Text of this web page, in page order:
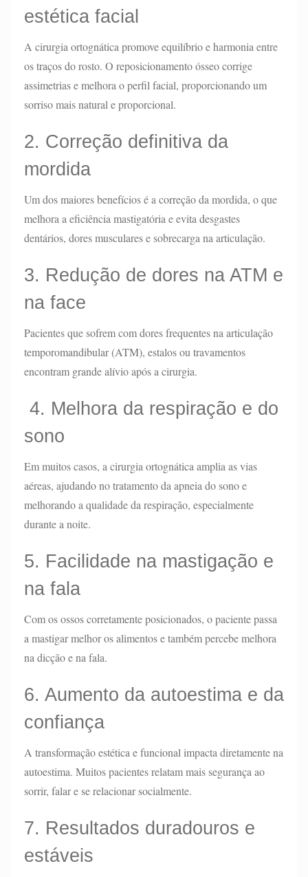
estética facial
A cirurgia ortognática promove equilíbrio e harmonia entre
os traços do rosto. O reposicionamento ósseo corrige
assimetrias e melhora o perfil facial, proporcionando um
sorriso mais natural e proporcional.
2. Correção definitiva da
mordida
Um dos maiores benefícios é a correção da mordida, o que
melhora a eficiência mastigatória e evita desgastes
dentários, dores musculares e sobrecarga na articulação.
3. Redução de dores na ATM e
na face
Pacientes que sofrem com dores frequentes na articulação
temporomandibular (ATM), estalos ou travamentos
encontram grande alívio após a cirurgia.
4. Melhora da respiração e do
sono
Em muitos casos, a cirurgia ortognática amplia as vias
aéreas, ajudando no tratamento da apneia do sono e
melhorando a qualidade da respiração, especialmente
durante a noite.
5. Facilidade na mastigação e
na fala
Com os ossos corretamente posicionados, o paciente passa
a mastigar melhor os alimentos e também percebe melhora
na dicção e na fala.
6. Aumento da autoestima e da
confiança
A transformação estética e funcional impacta diretamente na
autoestima. Muitos pacientes relatam mais segurança ao
sorrir, falar e se relacionar socialmente.
7. Resultados duradouros e
estáveis